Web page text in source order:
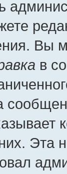
Вы
в
Эта